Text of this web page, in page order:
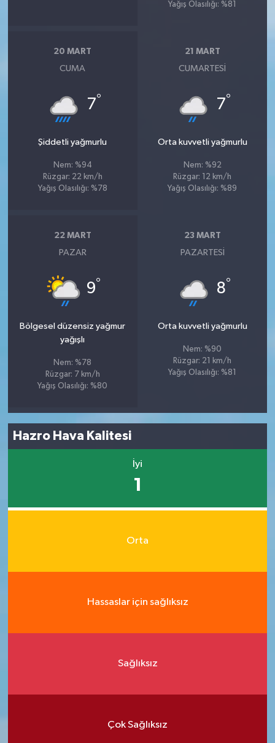
Yağış Olasılığı: %81
20 MART
CUMA
7°
Şiddetli yağmurlu
Nem: %94
Rüzgar: 22 km/h
Yağış Olasılığı: %78
21 MART
CUMARTESI
7°
Orta kuvvetli yağmurlu
Nem: %92
Rüzgar: 12 km/h
Yağış Olasılığı: %89
22 MART
PAZAR
9°
Bölgesel düzensiz yağmur
yağışlı
Nem: %78
Rüzgar: 7 km/h
Yağış Olasılığı: %80
23 MART
PAZARTESI
8°
Orta kuvvetli yağmurlu
Nem: %90
Rüzgar: 21 km/h
Yağış Olasılığı: %81
Hazro Hava Kalitesi
İyi
1
Orta
Hassaslar için sağlıksız
Sağlıksız
Çok Sağlıksız